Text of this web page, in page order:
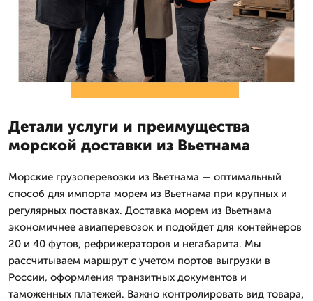
Детали услуги и преимущества
морской доставки из Вьетнама
Морские грузоперевозки из Вьетнама — оптимальный
способ для импорта морем из Вьетнама при крупных и
регулярных поставках. Доставка морем из Вьетнама
экономичнее авиаперевозок и подойдет для контейнеров
20 и 40 футов, рефрижераторов и негабарита. Мы
рассчитываем маршрут с учетом портов выгрузки в
России, оформления транзитных документов и
таможенных платежей. Важно контролировать вид товара,